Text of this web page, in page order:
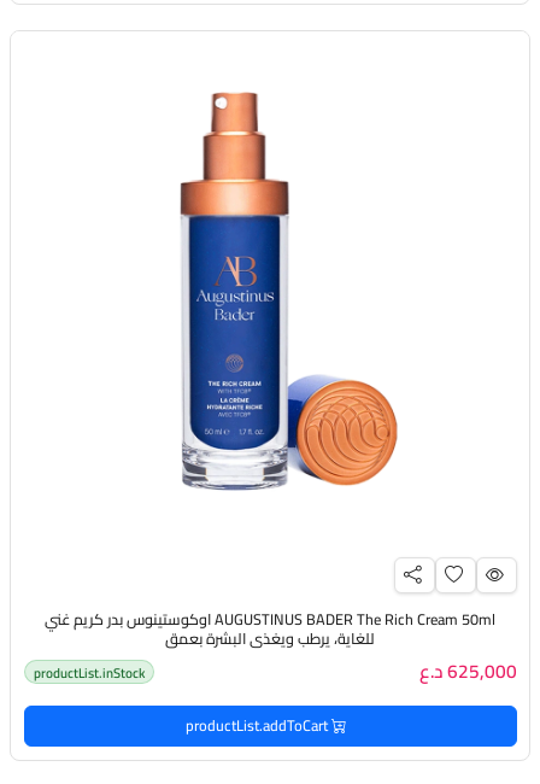
AUGUSTINUS BADER The Rich Cream 50ml اوكوستينوس بدر كريم غني
للغاية، يرطب ويغذي البشرة بعمق
625,000 د.ع productList.inStock
productList.addToCart